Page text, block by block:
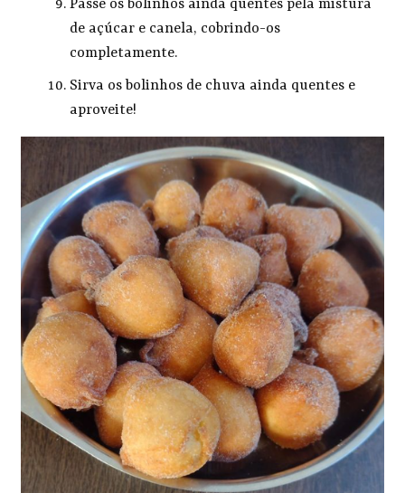
Passe os bolinhos ainda quentes pela mistura
de açúcar e canela, cobrindo-os
completamente.
Sirva os bolinhos de chuva ainda quentes e
aproveite!